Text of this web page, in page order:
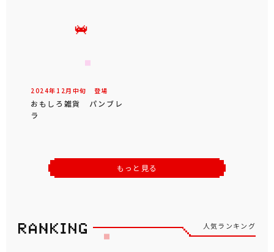
2024年 12 月 中旬 登場
おもしろ雑貨 パンブレ
ラ
もっと見る
人気ランキング